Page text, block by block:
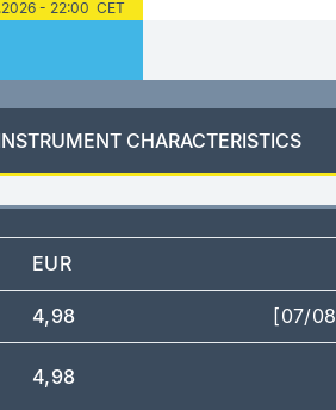
- 22:00 CET
CHARACTERISTICS
EUR
4,98
[07/
4,98